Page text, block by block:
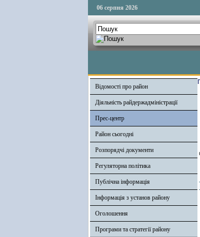
06 серпня 2026
Відомості про район
Діяльність райдержадміністрації
Прес-центр
Район сьогодні
Розпорядчі документи
Регуляторна політика
Публічна інформація
Інформація з установ району
Оголошення
Програми та стратегії району